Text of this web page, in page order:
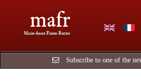
mafr
Marie-Anne Frison-Roche
Subscribe to one of the